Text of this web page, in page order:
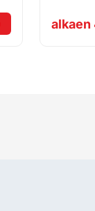
: Vuokraa Hilti DCH
alkaen